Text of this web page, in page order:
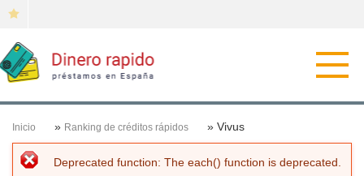
Inicio » Ranking de créditos rápidos » Vivus
Сообщение об ошибке
Deprecated function: The each() function is deprecated.